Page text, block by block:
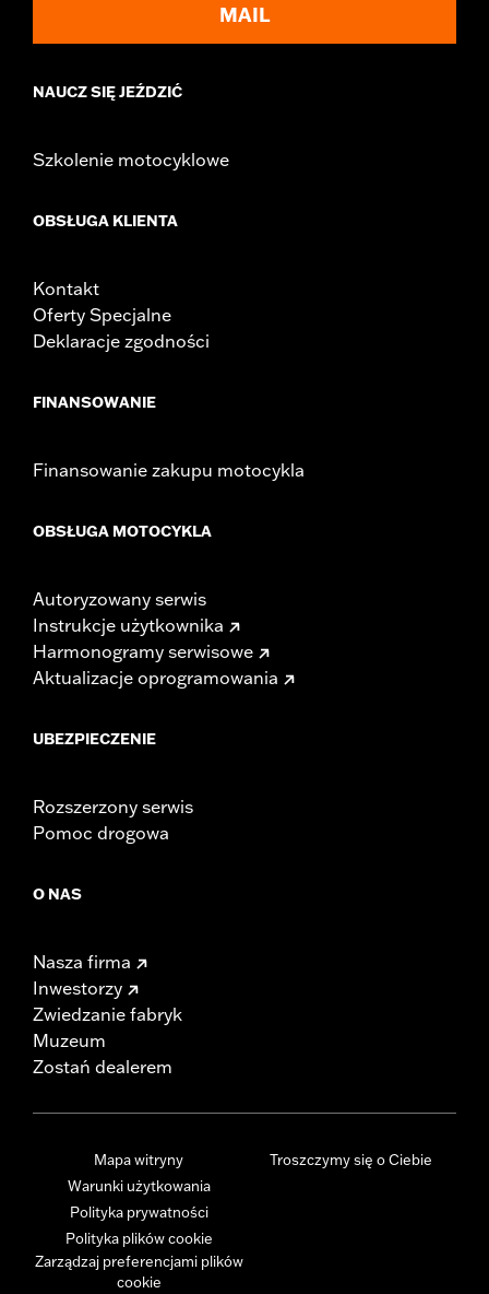
MAIL
NAUCZ SIĘ JEŹDZIĆ
Szkolenie motocyklowe
OBSŁUGA KLIENTA
Kontakt
Oferty Specjalne
Deklaracje zgodności
FINANSOWANIE
Finansowanie zakupu motocykla
OBSŁUGA MOTOCYKLA
Autoryzowany serwis
Instrukcje użytkownika
Harmonogramy serwisowe
Aktualizacje oprogramowania
UBEZPIECZENIE
Rozszerzony serwis
Pomoc drogowa
O NAS
Nasza firma
Inwestorzy
Zwiedzanie fabryk
Muzeum
Zostań dealerem
Mapa witryny
Warunki użytkowania
Polityka prywatności
Polityka plików cookie
Zarządzaj preferencjami plików
cookie
Troszczymy się o Ciebie